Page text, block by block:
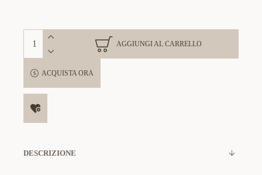
AGGIUNGI AL CARRELLO
ACQUISTA ORA
DESCRIZIONE